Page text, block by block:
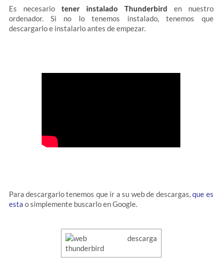
Es necesario tener instalado Thunderbird en nuestro
ordenador. Si no lo tenemos instalado, tenemos que
descargarlo e instalarlo antes de empezar.
Para descargarlo tenemos que ir a su web de descargas,que es
esta o simplemente buscarlo en Google.